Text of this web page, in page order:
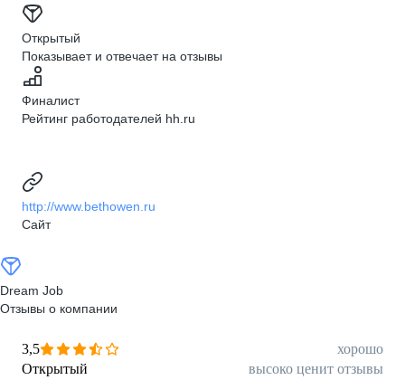
Открытый
Показывает и отвечает на отзывы
Финалист
Рейтинг работодателей hh.ru
http://www.bethowen.ru
Сайт
Dream Job
Отзывы о компании
3,5
хорошо
Открытый
высоко ценит отзывы